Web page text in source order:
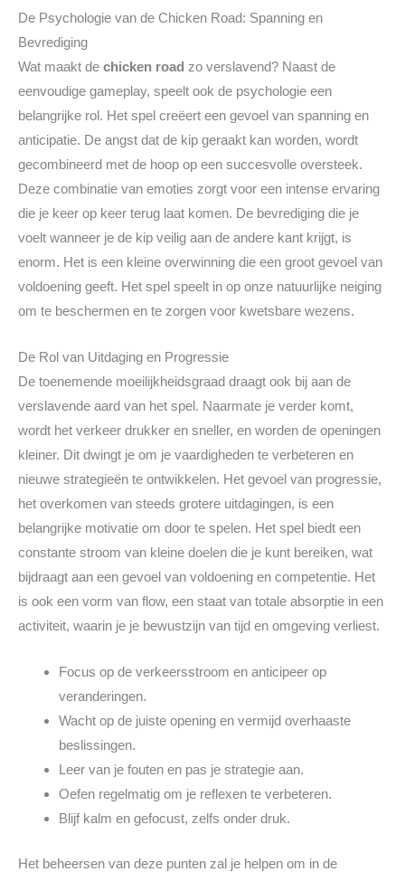
De Psychologie van de Chicken Road: Spanning en
Bevrediging
Wat maakt de chicken road zo verslavend? Naast de
eenvoudige gameplay, speelt ook de psychologie een
belangrijke rol. Het spel creëert een gevoel van spanning en
anticipatie. De angst dat de kip geraakt kan worden, wordt
gecombineerd met de hoop op een succesvolle oversteek.
Deze combinatie van emoties zorgt voor een intense ervaring
die je keer op keer terug laat komen. De bevrediging die je
voelt wanneer je de kip veilig aan de andere kant krijgt, is
enorm. Het is een kleine overwinning die een groot gevoel van
voldoening geeft. Het spel speelt in op onze natuurlijke neiging
om te beschermen en te zorgen voor kwetsbare wezens.
De Rol van Uitdaging en Progressie
De toenemende moeilijkheidsgraad draagt ook bij aan de
verslavende aard van het spel. Naarmate je verder komt,
wordt het verkeer drukker en sneller, en worden de openingen
kleiner. Dit dwingt je om je vaardigheden te verbeteren en
nieuwe strategieën te ontwikkelen. Het gevoel van progressie,
het overkomen van steeds grotere uitdagingen, is een
belangrijke motivatie om door te spelen. Het spel biedt een
constante stroom van kleine doelen die je kunt bereiken, wat
bijdraagt aan een gevoel van voldoening en competentie. Het
is ook een vorm van flow, een staat van totale absorptie in een
activiteit, waarin je je bewustzijn van tijd en omgeving verliest.
Focus op de verkeersstroom en anticipeer op
veranderingen.
Wacht op de juiste opening en vermijd overhaaste
beslissingen.
Leer van je fouten en pas je strategie aan.
Oefen regelmatig om je reflexen te verbeteren.
Blijf kalm en gefocust, zelfs onder druk.
Het beheersen van deze punten zal je helpen om in de